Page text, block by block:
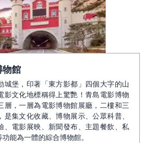
物館
城堡，印著「東方影都」四個大字的山
影文化地標稱得上驚艷！青島電影博物
層，一層為電影博物館展廳，二樓和三
集文化收藏、博物展示、公眾科普、
、電影展映、新聞發布、主題餐飲、私
能為一體的綜合博物館。